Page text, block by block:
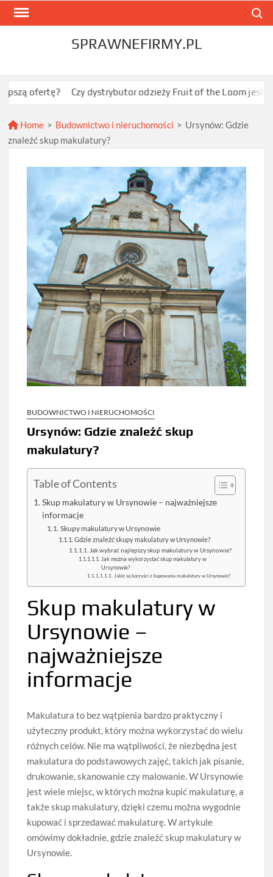
Skip
SPRAWNEFIRMY.PL
Czy dystrybutor odzieży Fruit of the Loom jest opłacalny
Home > Budownictwo i nieruchomości > Ursynów: Gdzie
znaleźć skup makulatury?
BUDOWNICTWO I NIERUCHOMOŚCI
Ursynów: Gdzie znaleźć skup
makulatury?
Table of Contents
Skup makulatury w Ursynowie – najważniejsze
informacje
Skupy makulatury w Ursynowie
Gdzie znaleźć skupy makulatury w Ursynowie?
Jak wybrać najlepszy skup makulatury w Ursynowie?
Jak można wykorzystać skup makulatury w
Ursynowie?
Jakie są korzyści z kupowania makulatury w Ursynowie?
Skup makulatury w
Ursynowie –
najważniejsze
informacje
Makulatura to bez wątpienia bardzo praktyczny i
użyteczny produkt, który można wykorzystać do wielu
różnych celów. Nie ma wątpliwości, że niezbędna jest
makulatura do podstawowych zajęć, takich jak pisanie,
drukowanie, skanowanie czy malowanie. W Ursynowie
jest wiele miejsc, w których można kupić makulaturę, a
także skup makulatury, dzięki czemu można wygodnie
kupować i sprzedawać makulaturę. W artykule
omówimy dokładnie, gdzie znaleźć skup makulatury w
Ursynowie.